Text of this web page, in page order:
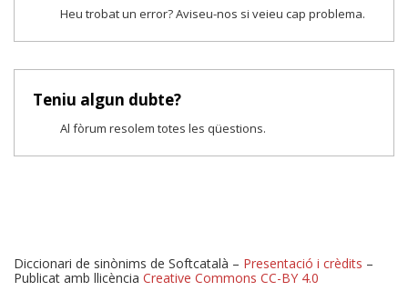
Heu trobat un error? Aviseu-nos si veieu cap problema.
Teniu algun dubte?
Al fòrum resolem totes les qüestions.
Diccionari de sinònims de Softcatalà – Presentació i crèdits –
Publicat amb llicència Creative Commons CC-BY 4.0